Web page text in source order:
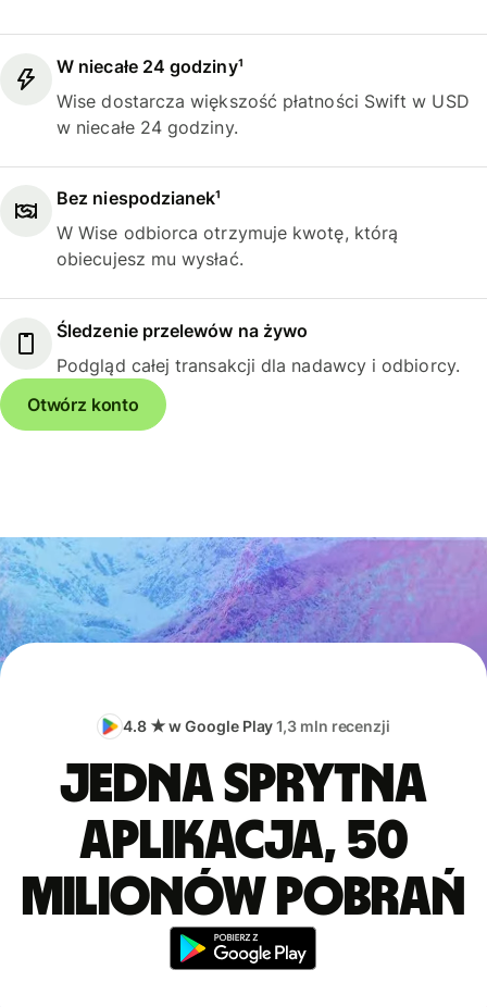
W niecałe 24 godziny¹
Wise dostarcza większość płatności Swift w USD
w niecałe 24 godziny.
Bez niespodzianek¹
W Wise odbiorca otrzymuje kwotę, którą
obiecujesz mu wysłać.
Śledzenie przelewów na żywo
Podgląd całej transakcji dla nadawcy i odbiorcy.
Otwórz konto
4.8 ★ w Google Play1,3 mln recenzji
Jedna sprytna
aplikacja, 50
milionów pobrań